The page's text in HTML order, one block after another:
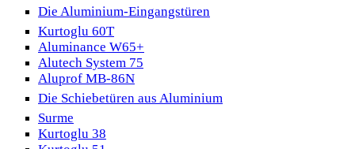
Die Aluminium-Eingangstüren
Kurtoglu 60T
Aluminance W65+
Alutech System 75
Aluprof MB-86N
Die Schiebetüren aus Aluminium
Surme
Kurtoglu 38